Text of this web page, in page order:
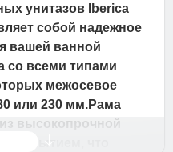
унитазов Iberica
собой надежное
вашей ванной
со всеми типами
межосевое
или 230 мм.Рама
высокопрочной
покрытием, что